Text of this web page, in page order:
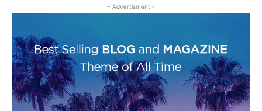
- Advertisment -